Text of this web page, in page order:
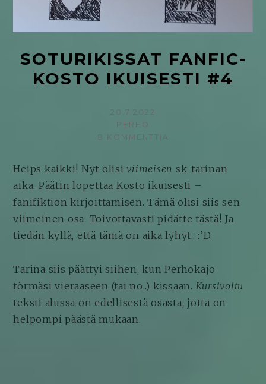
SOTURIKISSAT FANFIC-
KOSTO IKUISESTI #4
KIRJOITETTU
20.7.2022
KIRJOITTAJA
PERHO
8 KOMMENTTIA
KOSTO
IKUISESTI
#4
Heips kaikki! Nyt olisiviimeisen sk-tarinan
aika. Päätin lopettaa Kosto ikuisesti –
fanifiktion kirjoittamisen. Tämä olisi siis sen
viimeinen osa. Toivottavasti pidätte tästä! Ja
tiedän kyllä, että tämä on aika lyhyt.. :’D
Tarina siis päättyi siihen, kun Perhokajo
törmäsi vieraaseen (tai no..) kissaan. Kursivoitu
teksti alussa on edellisestä osasta, jotta on
helpompi päästä mukaan.